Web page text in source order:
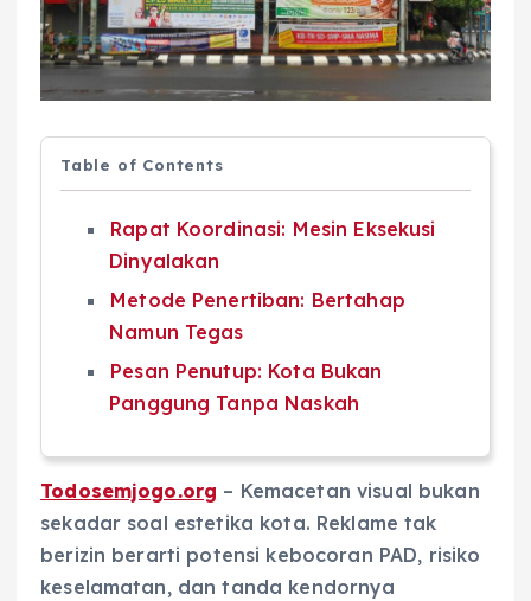
Table of Contents
Rapat Koordinasi: Mesin Eksekusi
Dinyalakan
Metode Penertiban: Bertahap
Namun Tegas
Pesan Penutup: Kota Bukan
Panggung Tanpa Naskah
Todosemjogo.org – Kemacetan visual bukan
sekadar soal estetika kota. Reklame tak
berizin berarti potensi kebocoran PAD, risiko
keselamatan, dan tanda kendornya